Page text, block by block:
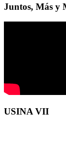
Juntos, Más y
USINA VII